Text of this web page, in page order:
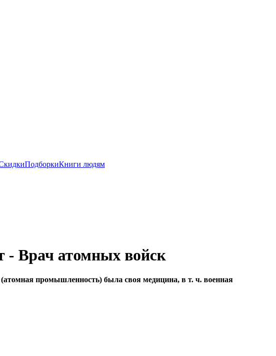
ПодборкиКниги людям
- Врач атомных войск
промышленность) была своя медицина, в т. ч. военная